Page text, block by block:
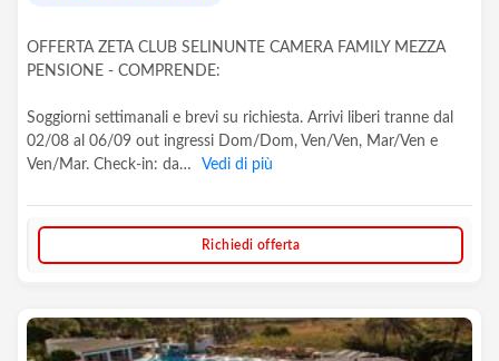
OFFERTA ZETA CLUB SELINUNTE CAMERA FAMILY MEZZA
PENSIONE - COMPRENDE:
Soggiorni settimanali e brevi su richiesta. Arrivi liberi tranne dal
02/08 al 06/09 out ingressi Dom/Dom, Ven/Ven, Mar/Ven e
Ven/Mar. Check-in: da…
Vedi di più
Richiedi offerta